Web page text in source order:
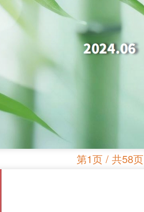
第1页 / 共58页